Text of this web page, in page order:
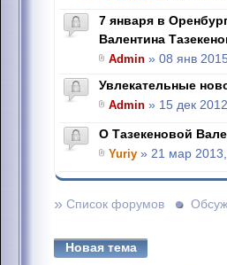
7 января в
Валентина
Admin » 08 янв
Увлекательные
Admin » 15 дек
О Тазекеновой
Yuriy » 21 мар
» Список форумов
Новая тема